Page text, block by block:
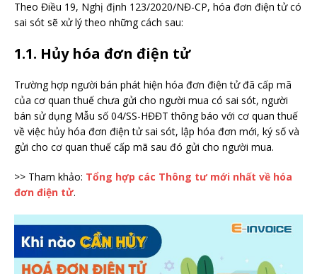
Theo Điều 19, Nghị định 123/2020/NĐ-CP, hóa đơn điện tử có
sai sót sẽ xử lý theo những cách sau:
1.1. Hủy hóa đơn điện tử
Trường hợp người bán phát hiện hóa đơn điện tử đã cấp mã
của cơ quan thuế chưa gửi cho người mua có sai sót, người
bán sử dụng Mẫu số 04/SS-HĐĐT thông báo với cơ quan thuế
về việc hủy hóa đơn điện tử sai sót, lập hóa đơn mới, ký số và
gửi cho cơ quan thuế cấp mã sau đó gửi cho người mua.
>> Tham khảo: Tổng hợp các Thông tư mới nhất về hóa
đơn điện tử.